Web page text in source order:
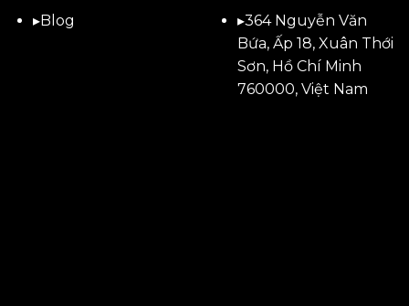
▸Blog
▸364 Nguyễn Văn
Bứa, Ấp 18, Xuân Thới
Sơn, Hồ Chí Minh
760000, Việt Nam